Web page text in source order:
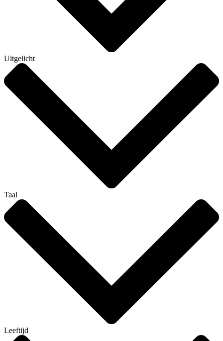
Uitgelicht
Taal
Leeftijd